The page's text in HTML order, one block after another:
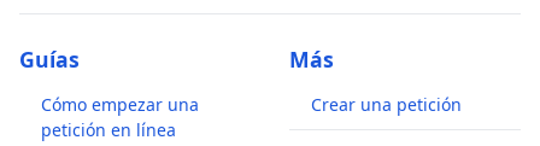
Guías
Cómo empezar una
petición en línea
Más
Crear una petición